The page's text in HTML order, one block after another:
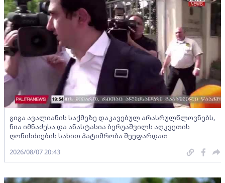
გიგა ავალიანის საქმეზე დაკავებულ არასრულწლოვნებს,
ნია იმნაძესა და ანასტასია ბერუაშვილს აღკვეთის
ღონისძიების სახით პატიმრობა შეეფარდათ
2026/08/07 20:43